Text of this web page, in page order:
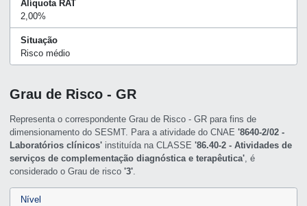
Alíquota RAT
2,00%
Situação
Risco médio
Grau de Risco - GR
Representa o correspondente Grau de Risco - GR para fins de
dimensionamento do SESMT. Para a atividade do CNAE'8640-2/02 -
Laboratórios clínicos' instituída na CLASSE'86.40-2 - Atividades de
serviços de complementação diagnóstica e terapêutica' , é
considerado o Grau de risco'3'
Nível